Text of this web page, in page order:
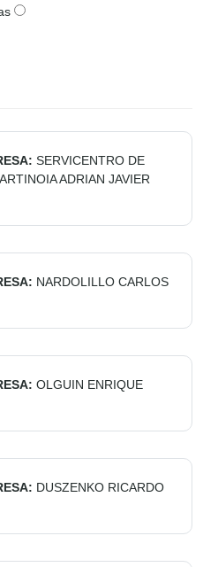
SERVICENTRO DE
ADRIAN JAVIER
NARDOLILLO CARLOS
OLGUIN ENRIQUE
DUSZENKO RICARDO